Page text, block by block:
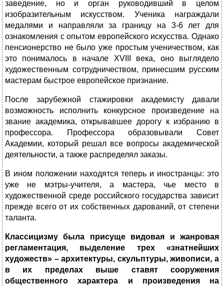
заведение, но и орган руководивший в целом
изобразительным искусством. Ученика награждали
медалями и направляли за границу на 3-6 лет для
ознакомления с опытом европейского искусства. Однако
пенсионерство не было уже простым ученичеством, как
это понималось в начале XVIII века, оно выглядело
художественным сотрудничеством, принесшим русским
мастерам быстрое европейское признание.
После зарубежной стажировки академисту давали
возможность исполнить конкурсное произведение на
звание академика, открывавшее дорогу к избранию в
профессора. Профессора образовывали Совет
Академии, который решал все вопросы академической
деятельности, а также распределял заказы.
В ином положении находятся теперь и иностранцы: это
уже не мэтры-учителя, а мастера, чье место в
художественной среде российского государства зависит
прежде всего от их собственных дарований, от степени
таланта.
Классицизму была присуще видовая и жанровая
регламентация, выделение трех «знатнейших
художеств» – архитектуры, скульптуры, живописи, а
в их пределах выше ставят сооружения
общественного характера и произведения на